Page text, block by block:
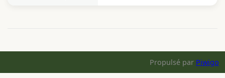
Propulsé par Piwigo